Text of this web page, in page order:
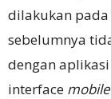
dilakukan pada
sebelumnya
dengan aplikasi
interface mobile